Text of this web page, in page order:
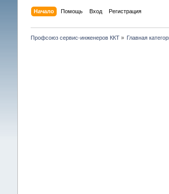
Начало Помощь Вход Регистрация
Профсоюз сервис-инженеров ККТ» Главная